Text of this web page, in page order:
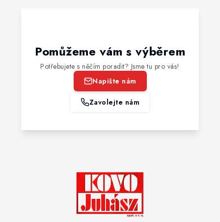
Pomůžeme vám s výběrem
Potřebujete s něčím poradit? Jsme tu pro vás!
Napište nám
Zavolejte nám